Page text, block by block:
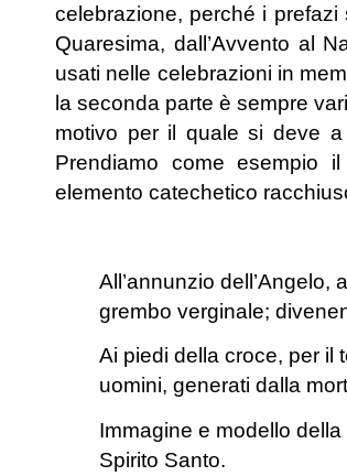
celebrazione, perché i
Quaresima, dall’Avvento al
usati nelle celebrazioni in
la seconda parte è sempre
motivo per il quale si deve
Prendiamo come esempio
elemento catechetico
All’annunzio
grembo verginale;
Ai piedi della croce, per il
uomini, generati dalla
Immagine e modello
Spirito Santo.